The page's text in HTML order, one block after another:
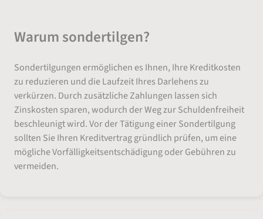
Warum sondertilgen?
Sondertilgungen ermöglichen es Ihnen, Ihre Kreditkosten
zu reduzieren und die Laufzeit Ihres Darlehens zu
verkürzen. Durch zusätzliche Zahlungen lassen sich
Zinskosten sparen, wodurch der Weg zur Schuldenfreiheit
beschleunigt wird. Vor der Tätigung einer Sondertilgung
sollten Sie Ihren Kreditvertrag gründlich prüfen, um eine
mögliche Vorfälligkeitsentschädigung oder Gebühren zu
vermeiden.